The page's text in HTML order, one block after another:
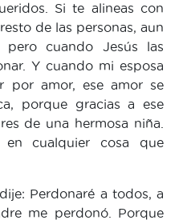
Si te alineas con
de las personas, aun
pero cuando Jesús las
Y cuando mi esposa
por amor, ese amor se
porque gracias a ese
de una hermosa niña.
en cualquier cosa que
Perdonaré a todos, a
me perdonó. Porque